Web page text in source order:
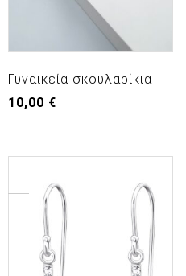
Γυναικεία σκουλαρίκια
10,00 €